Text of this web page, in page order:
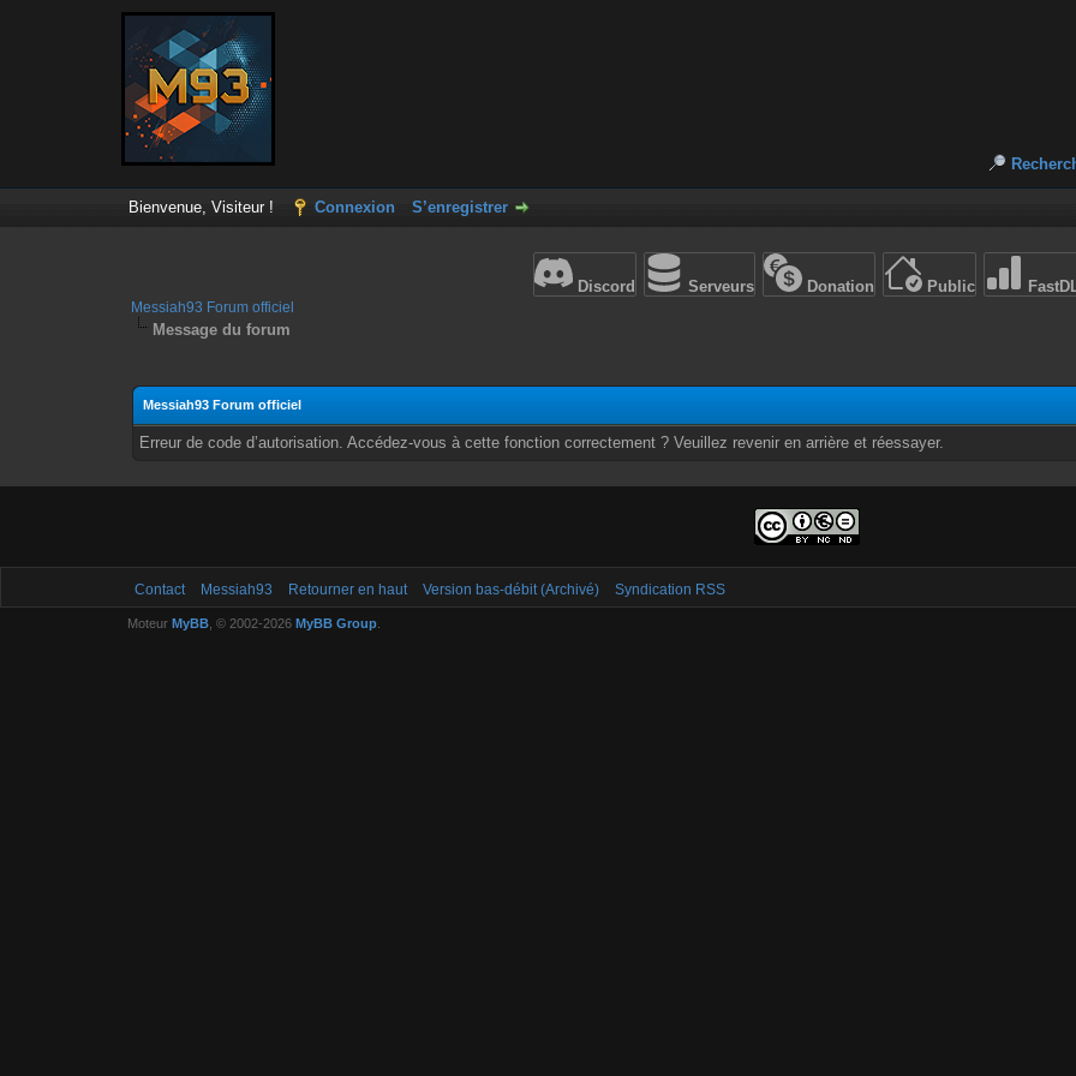
Bienvenue, Visiteur ! Connexion S’enregistrer
Discord Serveurs Donation Public
Messiah93 Forum officiel
Message du forum
Messiah93 Forum officiel
Erreur de code d’autorisation. Accédez-vous à cette fonction correctement ? Veuillez revenir en arrière et réessayer.
Contact Messiah93 Retourner en haut Version bas-débit (Archivé) Syndication RSS
Moteur MyBB, © 2002-2026 MyBB Group.